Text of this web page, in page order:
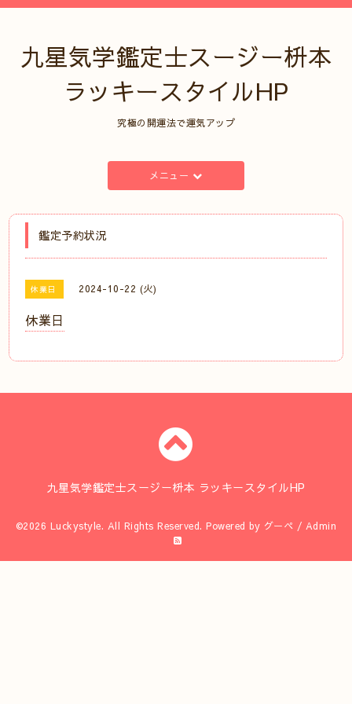
九星気学鑑定士スージー枡本
ラッキースタイルHP
究極の開運法で運気アップ
メニュー
鑑定予約状況
休業日 2024-10-22 (火)
休業日
九星気学鑑定士スージー枡本 ラッキースタイルHP
©2026 Luckystyle. All Rights Reserved. Powered by グーペ / Admin